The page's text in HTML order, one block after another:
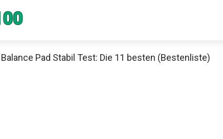
Balance Pad Stabil Test: Die 11 besten (Bestenliste)
Schaue dir jetzt die meistverkauften